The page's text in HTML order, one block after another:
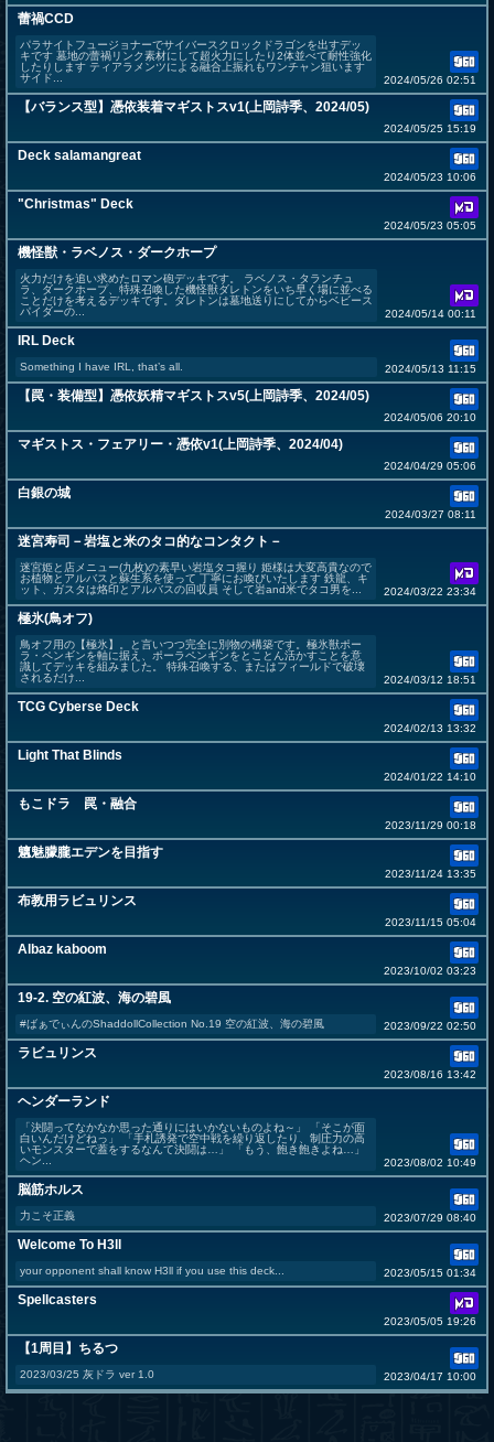
蕾禍CCD
パラサイトフュージョナーでサイバースクロックドラゴンを出すデッ
キです 墓地の蕾禍リンク素材にして超火力にしたり2体並べて耐性強化
したりします ティアラメンツによる融合上振れもワンチャン狙います
サイド...
2024/05/26 02:51
【バランス型】憑依装着マギストスv1(上岡詩季、2024/05)
2024/05/25 15:19
Deck salamangreat
2024/05/23 10:06
"Christmas" Deck
2024/05/23 05:05
機怪獣・ラベノス・ダークホープ
火力だけを追い求めたロマン砲デッキです。 ラベノス・タランチュ
ラ、ダークホープ、特殊召喚した機怪獣ダレトンをいち早く場に並べる
ことだけを考えるデッキです。ダレトンは墓地送りにしてからベビース
パイダーの...
2024/05/14 00:11
IRL Deck
Something I have IRL, that’s all. 2024/05/13 11:15
【罠・装備型】憑依妖精マギストスv5(上岡詩季、2024/05)
2024/05/06 20:10
マギストス・フェアリー・憑依v1(上岡詩季、2024/04)
2024/04/29 05:06
白銀の城
2024/03/27 08:11
迷宮寿司－岩塩と米のタコ的なコンタクト－
迷宮姫と店メニュー(九枚)の素早い岩塩タコ握り 姫様は大変高貴なので
お植物とアルバスと蘇生系を使って 丁寧にお喚びいたします 鉄龍、キ
ット、ガスタは烙印とアルバスの回収員 そして岩and米でタコ男を...
2024/03/22 23:34
極氷(鳥オフ)
鳥オフ用の【極氷】。と言いつつ完全に別物の構築です。極氷獣ポー
ラ・ペンギンを軸に据え、ポーラペンギンをとことん活かすことを意
識してデッキを組みました。 特殊召喚する、またはフィールドで破壊
されるだけ...
2024/03/12 18:51
TCG Cyberse Deck
2024/02/13 13:32
Light That Blinds
2024/01/22 14:10
もこドラ 罠・融合
2023/11/29 00:18
魑魅朦朧エデンを目指す
2023/11/24 13:35
布教用ラビュリンス
2023/11/15 05:04
Albaz kaboom
2023/10/02 03:23
19-2. 空の紅波、海の碧風
#ばぁでぃんのShaddollCollection No.19 空の紅波、海の碧風 2023/09/22 02:50
ラビュリンス
2023/08/16 13:42
ヘンダーランド
「決闘ってなかなか思った通りにはいかないものよね～」 「そこが面
白いんだけどねっ」 「手札誘発で空中戦を繰り返したり、制圧力の高
いモンスターで蓋をするなんて決闘は…」 「もう、飽き飽きよね…」
ヘン...
2023/08/02 10:49
脳筋ホルス
力こそ正義 2023/07/29 08:40
Welcome To H3ll
your opponent shall know H3ll if you use this deck... 2023/05/15 01:34
Spellcasters
2023/05/05 19:26
【1周目】ちるつ
2023/03/25 灰ドラ ver 1.0 2023/04/17 10:00